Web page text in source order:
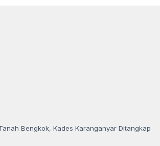
Bengkok, Kades Karanganyar Ditangkap